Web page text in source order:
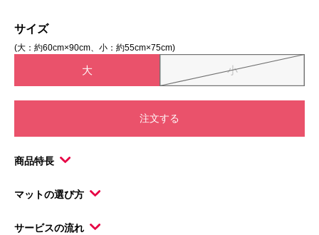
サイズ
(大：約60cm×90cm、小：約55cm×75cm)
大 小
注文する
商品特長
マットの選び方
サービスの流れ